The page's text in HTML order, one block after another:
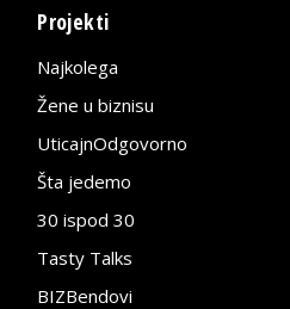
Projekti
Najkolega
Žene u biznisu
UticajnOdgovorno
Šta jedemo
30 ispod 30
Tasty Talks
BIZBendovi